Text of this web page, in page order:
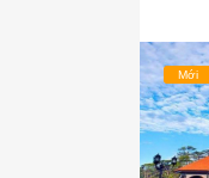
Mới